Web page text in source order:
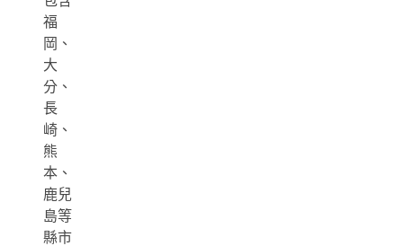
福
岡、
大
分、
長
崎、
熊
本、
鹿兒
島等
縣市